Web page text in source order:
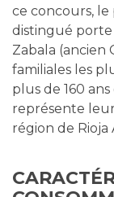
ce concours, le
distingué porte
Zabala (ancien
familiales les
plus de 160
représente leur
région de Rioja